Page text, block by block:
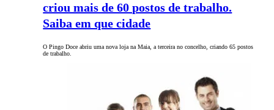
criou mais de 60 postos de trabalho.
Saiba em que cidade
O Pingo Doce abriu uma nova loja na Maia, a terceira no concelho, criando 65 postos
de trabalho.